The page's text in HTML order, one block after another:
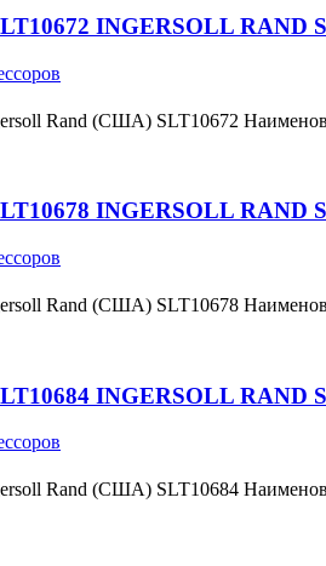
INGERSOLL RAND
Rand (США) SLT10672
INGERSOLL RAND
Rand (США) SLT10678
INGERSOLL RAND
Rand (США) SLT10684